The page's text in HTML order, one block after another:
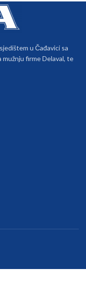
u Čađavici sa
firme Delaval, te